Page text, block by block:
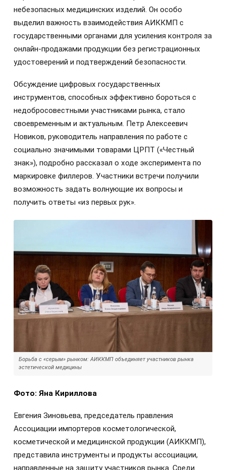
небезопасных медицинских изделий. Он особо
выделил важность взаимодействия АИККМП с
государственными органами для усиления контроля за
онлайн-продажами продукции без регистрационных
удостоверений и подтверждений безопасности.
Обсуждение цифровых государственных
инструментов, способных эффективно бороться с
недобросовестными участниками рынка, стало
своевременным и актуальным. Петр Алексеевич
Новиков, руководитель направления по работе с
социально значимыми товарами ЦРПТ («Честный
знак»), подробно рассказал о ходе эксперимента по
маркировке филлеров. Участники встречи получили
возможность задать волнующие их вопросы и
получить ответы «из первых рук».
Борьба с «серым» рынком: АИККМП объединяет участников рынка
эстетической медицины
Фото: Яна Кириллова
Евгения Зиновьева, председатель правления
Ассоциации импортеров косметологической,
косметической и медицинской продукции (АИККМП),
представила инструменты и продукты ассоциации,
направленные на защиту участников рынка. Среди